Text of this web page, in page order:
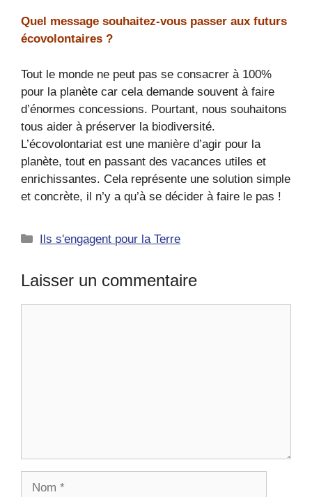
Quel message souhaitez-vous passer aux futurs
écovolontaires ?
Tout le monde ne peut pas se consacrer à 100%
pour la planète car cela demande souvent à faire
d’énormes concessions. Pourtant, nous souhaitons
tous aider à préserver la biodiversité.
L’écovolontariat est une manière d’agir pour la
planète, tout en passant des vacances utiles et
enrichissantes. Cela représente une solution simple
et concrète, il n’y a qu’à se décider à faire le pas !
Catégories
Ils s'engagent pour la Terre
Laisser un commentaire